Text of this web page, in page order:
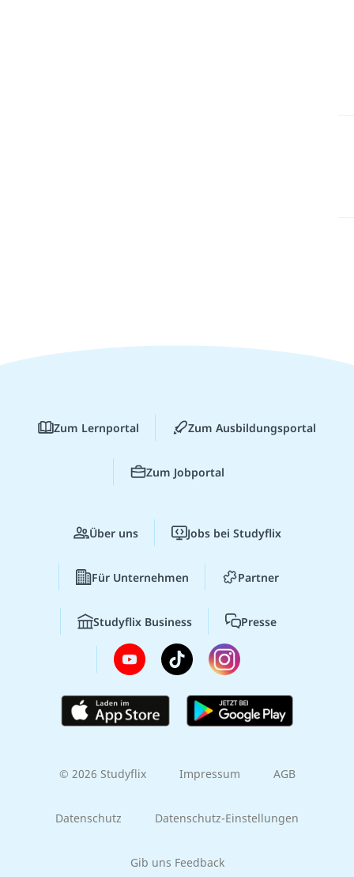
Zum Lernportal Zum Ausbildungsportal
Zum Jobportal
Über uns Jobs bei Studyflix
Für Unternehmen Partner
Studyflix Business Presse
© 2026 Studyflix Impressum AGB
Datenschutz Datenschutz-Einstellungen
Gib uns Feedback